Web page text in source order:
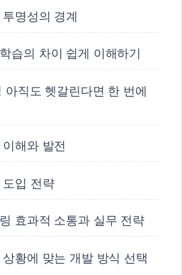
명성의 경계
습의 차이 쉽게 이해하기
아직도 헷갈린다면 한 번에
해와 발전
입 전략
효과적 소통과 실무 전략
황에 맞는 개발 방식 선택